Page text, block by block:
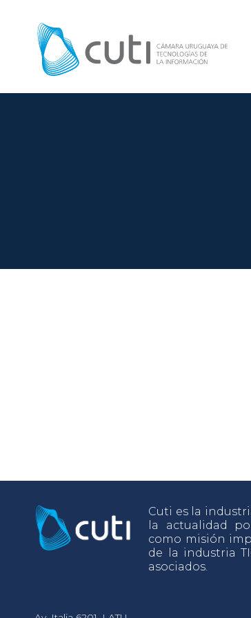
Cuti es la
la actualidad
como misión
de la industria
asociados.